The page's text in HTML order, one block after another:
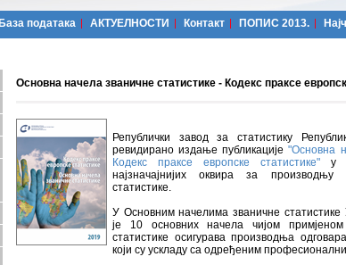
Базa података АКТУЕЛНОСТИ Контакт ПОПИС 2013.
Основна начела званичне статистике - Кодекс праксе
Републички завод за статистику
ревидирано издање публикације"Основна
Кодекс праксе европске статистике"у
најзначајнијих оквира за производњу
статистике.
У Основним начелима званичне статистике
је 10 основних начела чијом
статистике осигурава производња
који су ускладу са одређеним